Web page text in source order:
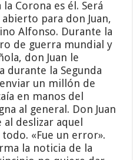
Corona es él. Será
para don Juan,
Alfonso. Durante la
de guerra mundial y
don Juan le
durante la Segunda
un millón de
en manos del
al general. Don Juan
deslizar aquel
«Fue un error».
la noticia de la